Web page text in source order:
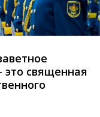
священная